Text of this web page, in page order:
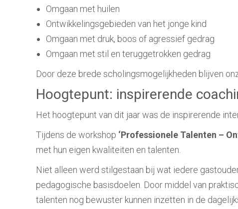
Omgaan met huilen
Ontwikkelingsgebieden van het jonge kind
Omgaan met druk, boos of agressief gedrag
Omgaan met stil en teruggetrokken gedrag
Door deze brede scholingsmogelijkheden blijven
Hoogtepunt: inspirerende
Het hoogtepunt van dit jaar was de inspirerende
Tijdens de workshop ‘Professionele Talenten –
met hun eigen kwaliteiten en talenten.
Niet alleen werd stilgestaan bij wat iedere
pedagogische basisdoelen. Door middel van
talenten nog bewuster kunnen inzetten in de